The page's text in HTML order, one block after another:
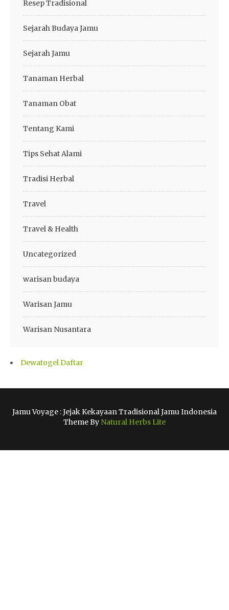
Resep Tradisional
Sejarah Budaya Jamu
Sejarah Jamu
Tanaman Herbal
Tanaman Obat
Tentang Kami
Tips Sehat Alami
Tradisi Herbal
Travel
Travel & Health
Uncategorized
warisan budaya
Warisan Jamu
Warisan Nusantara
Dewatogel Daftar
Jamu Voyage : Jejak Kekayaan Tradisional Jamu Indonesia
Theme By Natural Herbs Lite